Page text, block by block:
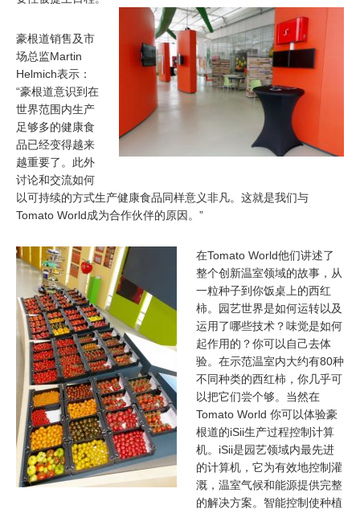
豪根道销售及市
场总监Martin
Helmich表示：
“豪根道意识到在
世界范围内生产
足够多的健康食
品已经变得越来
越重要了。此外
讨论和交流如何
以可持续的方式生产健康食品同样意义非凡。这就是我们与
Tomato World成为合作伙伴的原因。”
在Tomato World他们讲述了
整个创新温室领域的故事，从
一粒种子到你饭桌上的西红
柿。园艺世界是如何运转以及
运用了哪些技术？味觉是如何
起作用的？你可以自己去体
验。在示范温室内大约有80种
不同种类的西红柿，你几乎可
以把它们尝个够。当然在
Tomato World 你可以体验豪
根道的iSii生产过程控制计算
机。iSii是园艺领域内最先进
的计算机，它为有效地控制灌
溉，温室气候和能源提供完整
的解决方案。智能控制使种植